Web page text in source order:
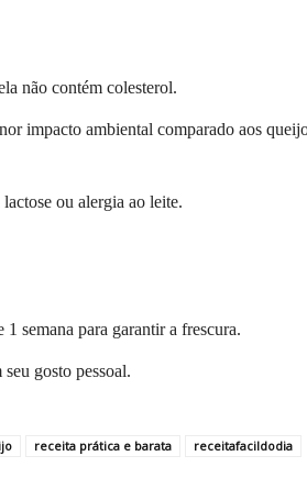
não contém colesterol.
impacto ambiental comparado aos
ou alergia ao leite.
semana para garantir a frescura.
gosto pessoal.
receita prática e barata
receitafacildodia